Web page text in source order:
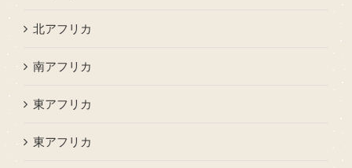
北アフリカ
南アフリカ
東アフリカ
東アフリカ